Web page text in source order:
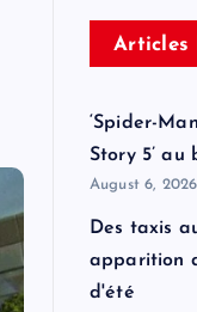
Articles
‘Spider-
Story 5’ au
August 6, 2026
Des taxis
apparition
d'été